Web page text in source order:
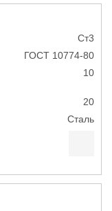
Ст3
ГОСТ 10774-80
10
20
Сталь